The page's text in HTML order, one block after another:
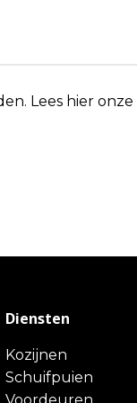
Lees hier onze
Diensten
Kozijnen
Schuifpuien